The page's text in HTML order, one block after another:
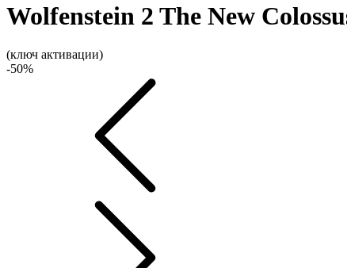
Wolfenstein 2 The New
(ключ активации)
-50%